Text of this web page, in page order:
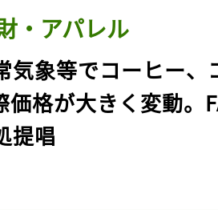
・アパレル
気象等でコーヒー、
価格が大きく変動。
提唱